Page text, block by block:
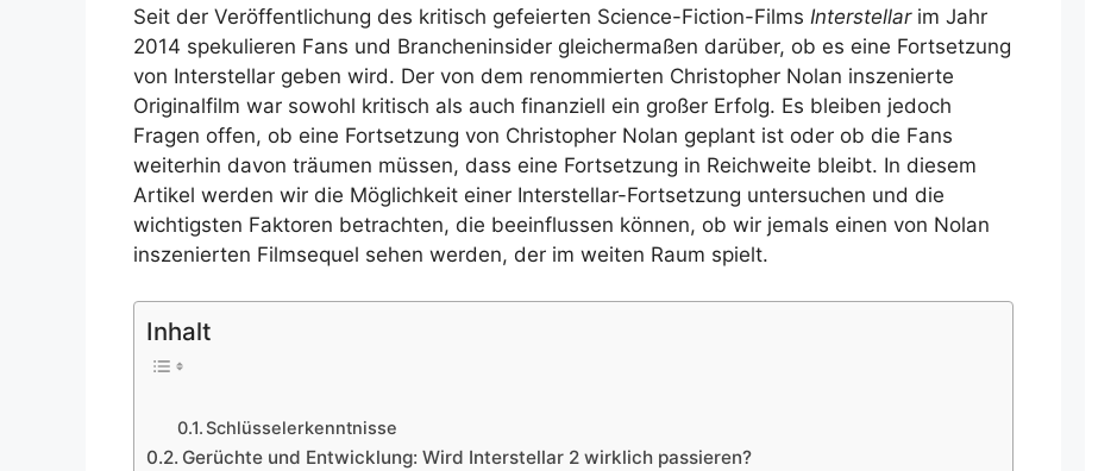
Seit der Veröffentlichung des kritisch gefeierten Science-Fiction-Films Interstellarim Jahr
2014 spekulieren Fans und Brancheninsider gleichermaßen darüber, ob es eine Fortsetzung
von Interstellar geben wird. Der von dem renommierten Christopher Nolan inszenierte
Originalfilm war sowohl kritisch als auch finanziell ein großer Erfolg. Es bleiben jedoch
Fragen offen, ob eine Fortsetzung von Christopher Nolan geplant ist oder ob die Fans
weiterhin davon träumen müssen, dass eine Fortsetzung in Reichweite bleibt. In diesem
Artikel werden wir die Möglichkeit einer Interstellar-Fortsetzung untersuchen und die
wichtigsten Faktoren betrachten, die beeinflussen können, ob wir jemals einen von Nolan
inszenierten Filmsequel sehen werden, der im weiten Raum spielt.
Inhalt
Schlüsselerkenntnisse
Gerüchte und Entwicklung: Wird Interstellar 2 wirklich passieren?